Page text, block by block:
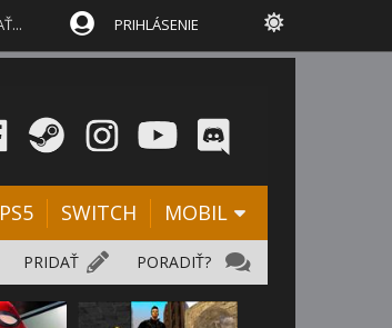
PRIHLÁSENIE
PS5 SWITCH MOBIL
PORADIŤ?
PRIDAŤ